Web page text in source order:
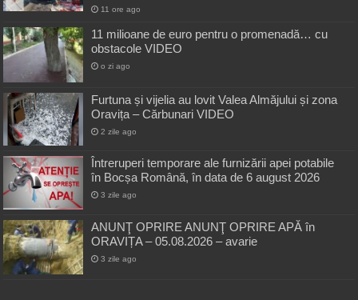
11 ore ago
11 milioane de euro pentru o promenadă… cu
obstacole VIDEO
o zi ago
Furtuna și vijelia au lovit Valea Almăjului și zona
Oravița – Cărbunari VIDEO
2 zile ago
Întreruperi temporare ale furnizării apei potabile
în Bocșa Română, în data de 6 august 2026
3 zile ago
ANUNŢ OPRIRE ANUNŢ OPRIRE APĂ în
ORAVIȚA – 05.08.2026 – avarie
3 zile ago